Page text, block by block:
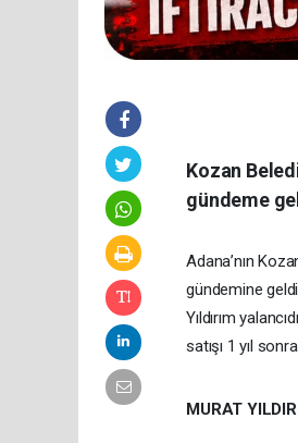
Kozan
gündeme
Adana’nın
gündemine
Yıldırım
satışı 1 yıl
MURAT